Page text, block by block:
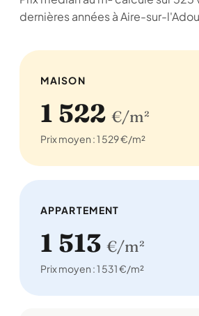
dernières années à Aire-sur-
MAISON
1 522 €/m²
Prix moyen : 1 529 €/m²
APPARTEMENT
1 513 €/m²
Prix moyen : 1 531 €/m²